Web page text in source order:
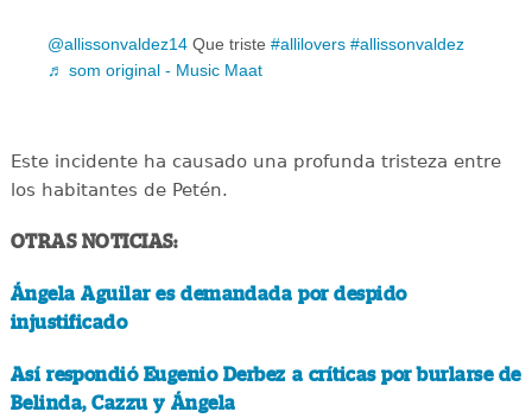
@allissonvaldez14 Que triste #allilovers #allissonvaldez
♬ som original - Music Maat
Este incidente ha causado una profunda tristeza entre
los habitantes de Petén.
OTRAS NOTICIAS:
Ángela Aguilar es demandada por despido
injustificado
Así respondió Eugenio Derbez a críticas por burlarse de
Belinda, Cazzu y Ángela